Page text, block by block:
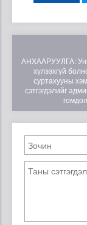
АНХААРУУЛГА:
хүлээхгүй
суртахууны
сэтгэгдэлийг